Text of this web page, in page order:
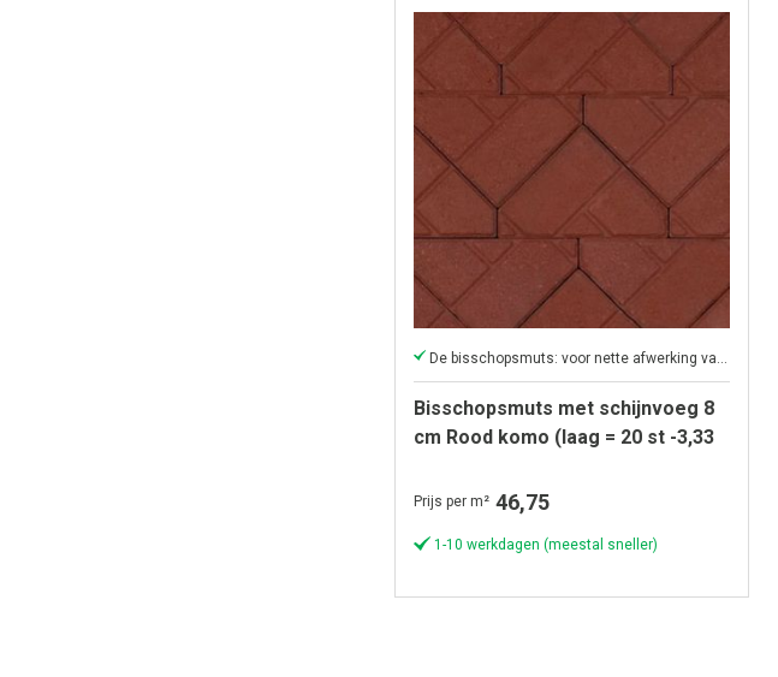
De bisschopsmuts: voor nette afwerking van grote oppervlakken
Bisschopsmuts met schijnvoeg 8
cm Rood komo (laag = 20 st -3,33
Prijs per m² 46,75
1-10 werkdagen (meestal sneller)